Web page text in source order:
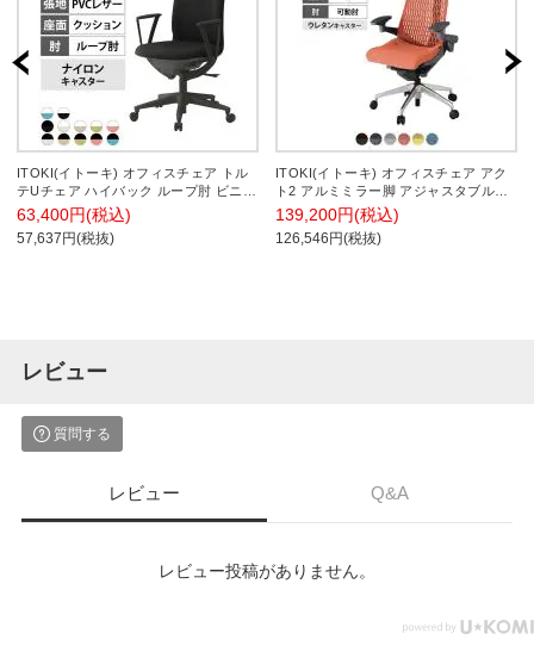
ITOKI(イトーキ) オフィスチェア トル
テUチェア ハイバック ループ肘 ビニー
ルレザー ロッキング 事務椅子 KJ-
316DL
63,400円(税込)
57,637円(税抜)
ITOKI(イトーキ) オフィスチェア アク
ト2 アルミミラー脚 アジャスタブル肘
ウレタンキャスター 事務椅子 デスクチ
ェア 再生ポリエステル ZD
139,200円(税込)
126,546円(税抜)
レビュー
質問する
レビュー Q&A
レビュー投稿がありません。